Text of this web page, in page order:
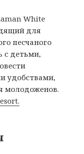
White
для
песчаного
с детьми,
удобствами,
молодоженов.